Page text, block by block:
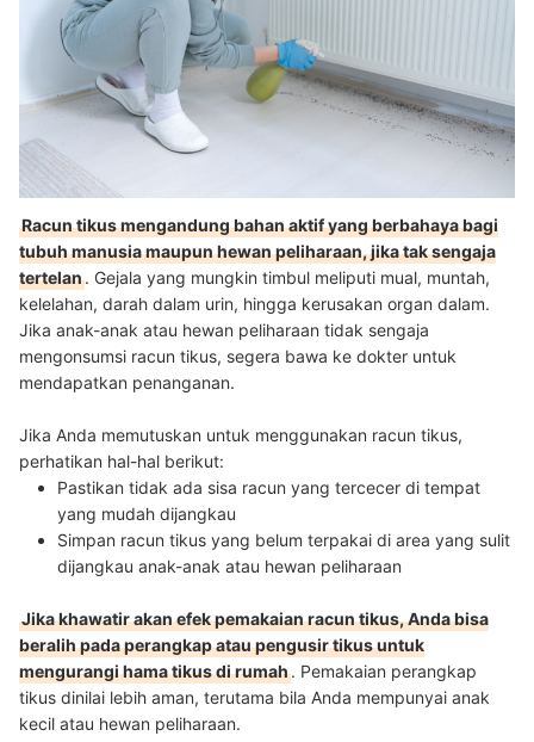
Racun tikus mengandung bahan aktif yang berbahaya bagi
tubuh manusia maupun hewan peliharaan, jika tak sengaja
tertelan. Gejala yang mungkin timbul meliputi mual, muntah,
kelelahan, darah dalam urin, hingga kerusakan organ dalam.
Jika anak-anak atau hewan peliharaan tidak sengaja
mengonsumsi racun tikus, segera bawa ke dokter untuk
mendapatkan penanganan.
Jika Anda memutuskan untuk menggunakan racun tikus,
perhatikan hal-hal berikut:
Pastikan tidak ada sisa racun yang tercecer di tempat
yang mudah dijangkau
Simpan racun tikus yang belum terpakai di area yang sulit
dijangkau anak-anak atau hewan peliharaan
Jika khawatir akan efek pemakaian racun tikus, Anda bisa
beralih pada perangkap atau pengusir tikus untuk
mengurangi hama tikus di rumah. Pemakaian perangkap
tikus dinilai lebih aman, terutama bila Anda mempunyai anak
kecil atau hewan peliharaan.